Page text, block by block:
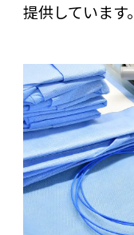
提供しています。